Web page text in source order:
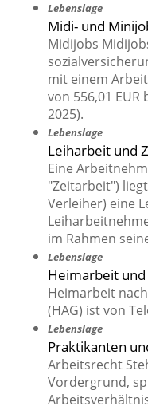
Lebenslage
Midi- und
Midijobs
mit einem
von 556,01 EUR
2025).
Lebenslage
Leiharbeit und
Eine
"Zeitarbeit")
Verleiher) eine
im Rahmen
Lebenslage
Heimarbeit
Heimarbeit
(HAG) ist von
Lebenslage
Praktikanten
Arbeitsrecht
Vordergrund,